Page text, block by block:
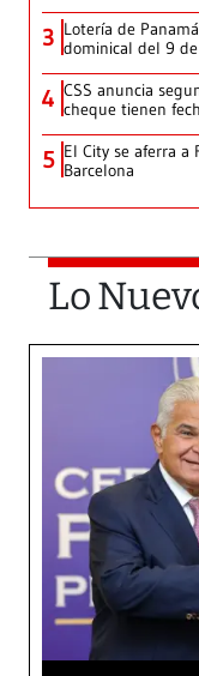
3 Lotería de
dominical del 9
4 CSS anuncia
cheque tienen
5 El City se aferra a
Barcelona
Lo